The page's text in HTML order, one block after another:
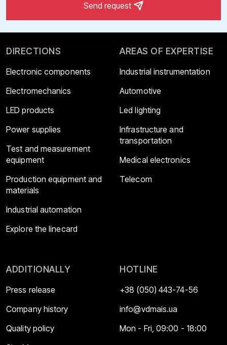
Send request
DIRECTIONS
Electronic components
Electromechanics
LED products
Power supplies
Test and measurement
equipment
Production equipment and
materials
Industrial automation
Explore the linecard
AREAS OF EXPERTISE
Industrial instrumentation
Automotive
Led lighting
Infrastructure and
transportation
Medical electronics
Telecom
ADDITIONALLY
Press release
Company history
Quality policy
HOTLINE
+38 (050) 443-74-56
info@vdmais.ua
Mon - Fri, 09:00 - 18:00